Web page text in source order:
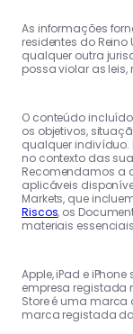
As informações
residentes do Reino
qualquer outra
possa violar as
O conteúdo
os objetivos,
qualquer indivíduo.
no contexto das
Recomendamos a
aplicáveis
Markets, que
Riscos, os
materiais
Apple, iPad e
empresa registada
Store é uma marca
marca registada